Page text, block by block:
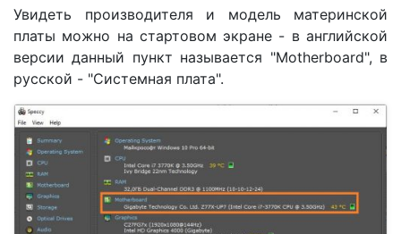
Увидеть производителя и модель материнской
платы можно на стартовом экране - в английской
версии данный пункт называется "Motherboard", в
русской - "Системная плата".